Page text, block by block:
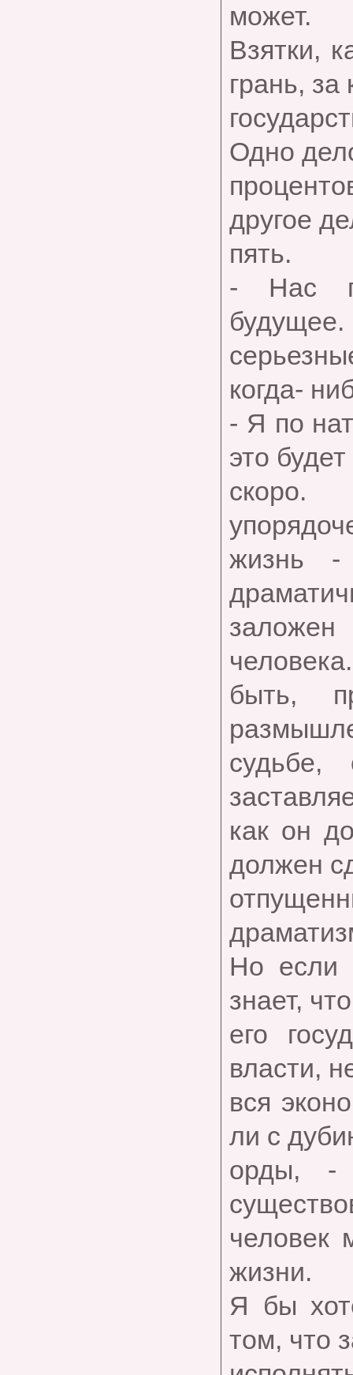
может.
Взятки,
грань, за
Одно
другое
пять.
- Нас
будущее.
когда-
- Я по
это
скоро.
жизнь -
быть,
как он
должен
Но если
знает,
его
власти,
вся
ли с
орды, -
человек
жизни.
Я бы
том, что